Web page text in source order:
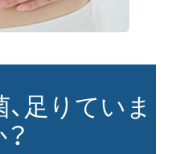
足りていま